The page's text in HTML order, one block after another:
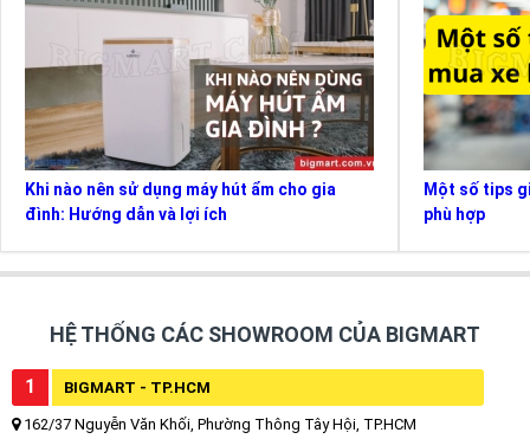
Khi nào nên sử dụng máy hút ẩm cho gia
đình: Hướng dẫn và lợi ích
Một số tips
phù hợp
HỆ THỐNG CÁC SHOWROOM CỦA BIGMART
1 BIGMART - TP.HCM
162/37 Nguyễn Văn Khối, Phường Thông Tây Hội, TP.HCM